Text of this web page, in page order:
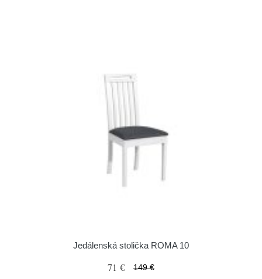
Jedálenská stolička ROMA 10
71 € 149 €